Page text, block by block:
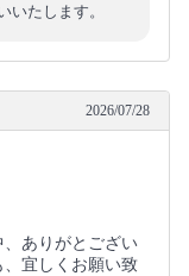
いたします。
2026/07/28
ありがとござい
宜しくお願い致